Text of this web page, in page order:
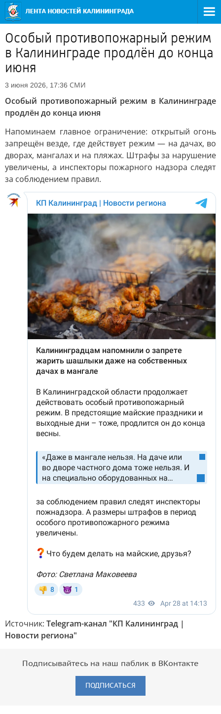
Особый противопожарный режим
в Калининграде продлён до конца
июня
3 июня 2026, 17:36 СМИ
Особый противопожарный режим в Калининграде
продлён до конца июня
Напоминаем главное ограничение: открытый огонь
запрещён везде, где действует режим — на дачах, во
дворах, мангалах и на пляжах. Штрафы за нарушение
увеличены, а инспекторы пожарного надзора следят
за соблюдением правил.
Источник: Telegram-канал "КП Калининград |
Новости региона"
Подписывайтесь на наш паблик в ВКонтакте
ПОДПИСАТЬСЯ